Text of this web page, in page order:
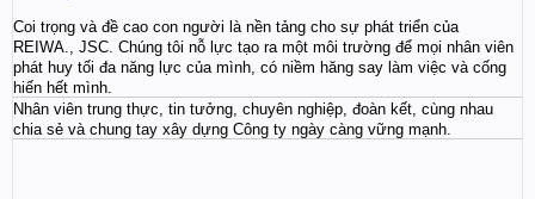
Coi trọng và đề cao con người là nền tảng cho sự phát triển của
REIWA., JSC. Chúng tôi nỗ lực tạo ra một môi trường để mọi nhân viên
phát huy tối đa năng lực của mình, có niềm hăng say làm việc và cống
hiến hết mình.
Nhân viên trung thực, tin tưởng, chuyên nghiệp, đoàn kết, cùng nhau
chia sẻ và chung tay xây dựng Công ty ngày càng vững mạnh.